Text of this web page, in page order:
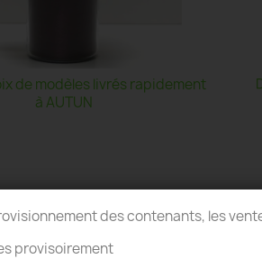
de modèles livrés rapidement
à AUTUN
des contenants, les
provisoirement